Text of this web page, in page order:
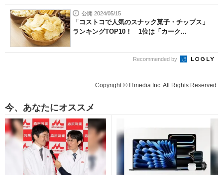
公開 2024/05/15
「コストコで人気のスナック菓子・チップス」
ランキングTOP10！ 1位は「カーク...
Recommended by
Copyright © ITmedia Inc. All Rights Reserved.
今、あなたにオススメ